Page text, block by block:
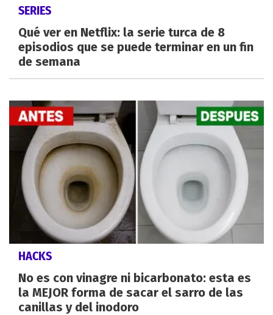
SERIES
Qué ver en Netflix: la serie turca de 8
episodios que se puede terminar en un fin
de semana
HACKS
No es con vinagre ni bicarbonato: esta es
la MEJOR forma de sacar el sarro de las
canillas y del inodoro